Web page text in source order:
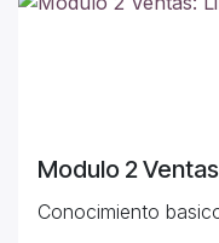
Modulo 2
Conocimiento